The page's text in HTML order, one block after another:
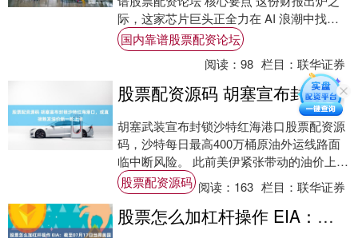
际，这家芯片巨头正全力在 AI 浪潮中找准
自身定位。 营收大涨 25%，创下 ....
国内靠谱股票配资论坛
阅读：98 栏目：联华证券
股票配资源码 胡塞宣布封锁沙特红海港口，或直接触发油价新一轮上涨
胡塞武装宣布封锁沙特红海港口股票配资源
码，沙特每日最高400万桶原油外运线路面
临中断风险。 此前美伊紧张带动的油价上涨
因和平预期快速回落，但曼德海峡一旦受
阻，市....
股票配资源码 阅读： 163 栏目：联华证券
股票怎么加杠杆操作 EIA：截至07月17日当周美国馏分油库存109,570千桶，较上周增加1395千桶